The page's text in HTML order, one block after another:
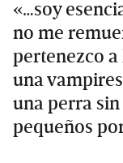
«…soy
no me
pertenezco a
una
una perra
pequeños